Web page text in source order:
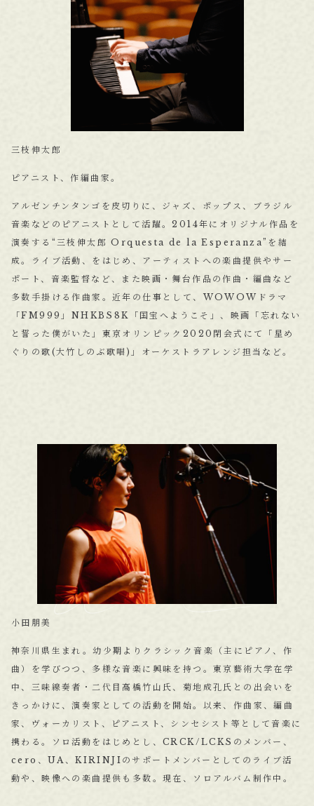
三枝伸太郎
ピアニスト、作編曲家。
アルゼンチンタンゴを皮切りに、ジャズ、ポップス、ブラジル
音楽などのピアニストとして活躍。2014年にオリジナル作品を
演奏する“三枝伸太郎 Orquesta de la Esperanza”を結
成。ライブ活動、をはじめ、アーティストへの楽曲提供やサー
ポート、音楽監督など、また映画・舞台作品の作曲・編曲など
多数手掛ける作曲家。近年の仕事として、WOWOWドラマ
「FM999」NHKBS8K「国宝へようこそ」、映画「忘れない
と誓った僕がいた」東京オリンピック2020閉会式にて「星め
ぐりの歌(大竹しのぶ歌唱)」オーケストラアレンジ担当など。
小田朋美
神奈川県生まれ。幼少期よりクラシック音楽（主にピアノ、作
曲）を学びつつ、多様な音楽に興味を持つ。東京藝術大学在学
中、三味線奏者・二代目高橋竹山氏、菊地成孔氏との出会いを
きっかけに、演奏家としての活動を開始。以来、作曲家、編曲
家、ヴォーカリスト、ピアニスト、シンセシスト等として音楽に
携わる。ソロ活動をはじめとし、CRCK/LCKSのメンバー、
cero、UA、KIRINJIのサポートメンバーとしてのライブ活
動や、映像への楽曲提供も多数。現在、ソロアルバム制作中。